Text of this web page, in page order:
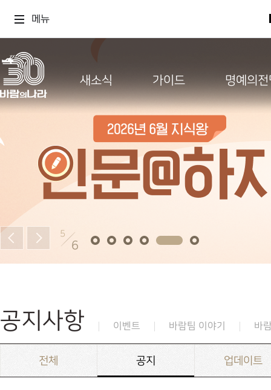
메뉴
새소식 가이드 명예의
5
6
공지사항 이벤트 바람팀 이야기 바
전체 공지 업데이트